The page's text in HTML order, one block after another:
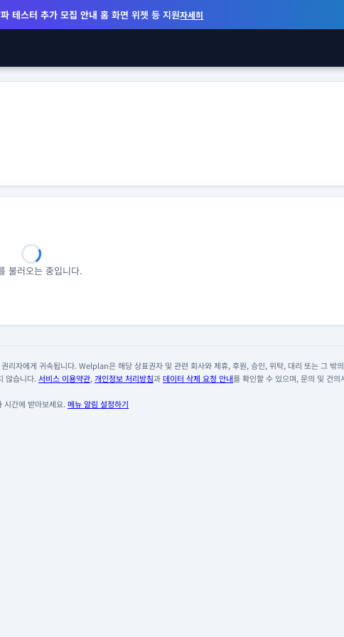
테스터 추가 모집 안내 홈 화면 위젯 등 지원자세히
불러오는 중입니다.
리자에게 귀속됩니다. Welplan은 해당 상표권자 및 관련 회사와 제휴, 후원, 승인, 위탁, 대리 또는 그 밖
않습니다. 서비스 이용약관, 개인정보 처리방침과데이터 삭제 요청 안내를 확인할 수 있으며, 문의 및 건의
간에 받아보세요. 메뉴 알림 설정하기